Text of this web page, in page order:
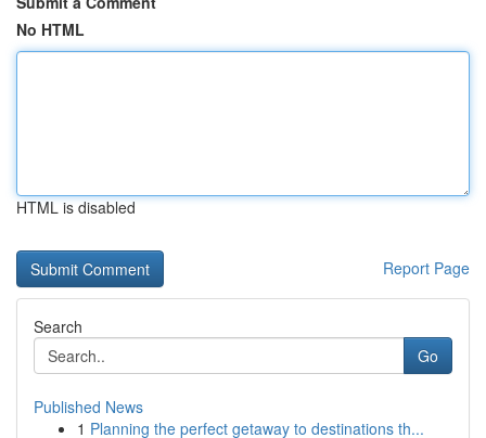
No HTML
HTML is disabled
Report Page
Search
Go
Published News
1 Planning the perfect getaway to destinations th...